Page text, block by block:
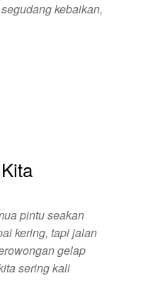
kebaikan,
pintu seakan
kering, tapi jalan
gelap
sering kali